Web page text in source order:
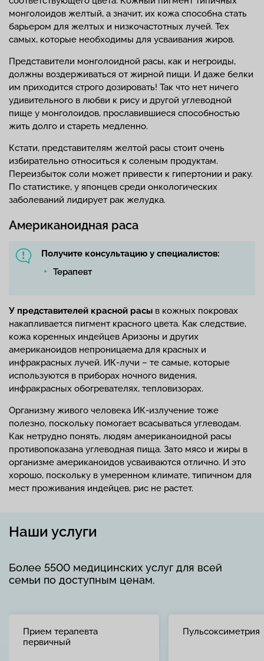
монголоидов желтый, а значит, их кожа способна стать
барьером для желтых и низкочастотных лучей. Тех
самых, которые необходимы для усваивания жиров.
Представители монголоидной расы, как и негроиды,
должны воздерживаться от жирной пищи. И даже белки
им приходится строго дозировать! Так что нет ничего
удивительного в любви к рису и другой углеводной
пище у монголоидов, прославившиеся способностью
жить долго и стареть медленно.
Кстати, представителям желтой расы стоит очень
избирательно относиться к соленым продуктам.
Переизбыток соли может привести к гипертонии и раку.
По статистике, у японцев среди онкологических
заболеваний лидирует рак желудка.
Американоидная раса
Получите консультацию у специалистов:
Терапевт
У представителей красной расы в кожных покровах
накапливается пигмент красного цвета. Как следствие,
кожа коренных индейцев Аризоны и других
американоидов непроницаема для красных и
инфракрасных лучей. ИК-лучи – те самые, которые
используются в приборах ночного видения,
инфракрасных обогревателях, тепловизорах.
Организму живого человека ИК-излучение тоже
полезно, поскольку помогает всасываться углеводам.
Как нетрудно понять, людям американоидной расы
противопоказана углеводная пища. Зато мясо и жиры в
организме американоидов усваиваются отлично. И это
хорошо, поскольку в умеренном климате, типичном для
мест проживания индейцев, рис не растет.
Наши услуги
Более 5500 медицинских услуг для всей
семьи по доступным ценам.
Прием терапевта
первичный
Пульсоксиметрия